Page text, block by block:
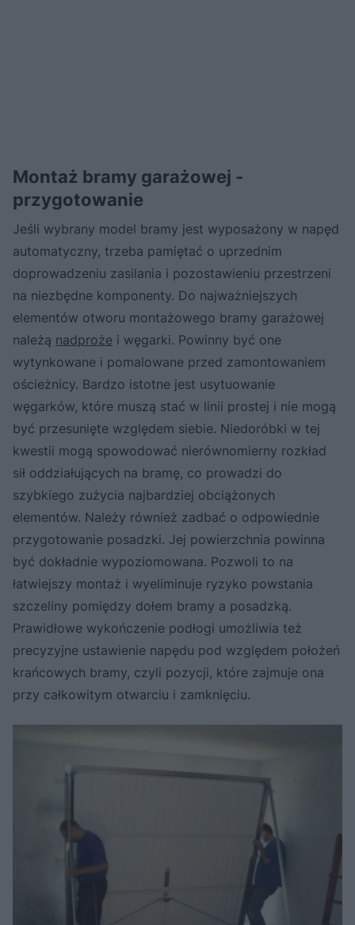
Montaż bramy garażowej -
przygotowanie
Jeśli wybrany model bramy jest wyposażony w napęd
automatyczny, trzeba pamiętać o uprzednim
doprowadzeniu zasilania i pozostawieniu przestrzeni
na niezbędne komponenty. Do najważniejszych
elementów otworu montażowego bramy garażowej
należą nadproże i węgarki. Powinny być one
wytynkowane i pomalowane przed zamontowaniem
ościeżnicy. Bardzo istotne jest usytuowanie
węgarków, które muszą stać w linii prostej i nie mogą
być przesunięte względem siebie. Niedoróbki w tej
kwestii mogą spowodować nierównomierny rozkład
sił oddziałujących na bramę, co prowadzi do
szybkiego zużycia najbardziej obciążonych
elementów. Należy również zadbać o odpowiednie
przygotowanie posadzki. Jej powierzchnia powinna
być dokładnie wypoziomowana. Pozwoli to na
łatwiejszy montaż i wyeliminuje ryzyko powstania
szczeliny pomiędzy dołem bramy a posadzką.
Prawidłowe wykończenie podłogi umożliwia też
precyzyjne ustawienie napędu pod względem położeń
krańcowych bramy, czyli pozycji, które zajmuje ona
przy całkowitym otwarciu i zamknięciu.